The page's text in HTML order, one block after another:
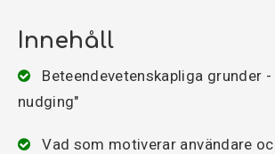
Innehåll
Beteendevetenskapliga grunder -
nudging"
Vad som motiverar användare